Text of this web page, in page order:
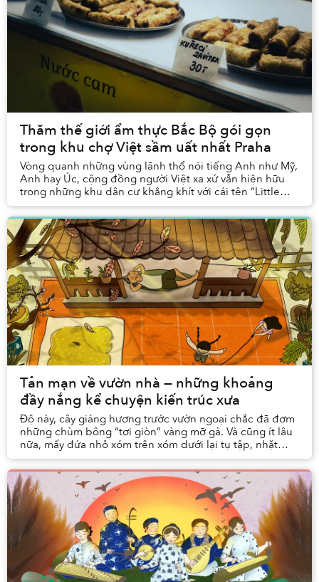
Thăm thế giới ẩm thực Bắc Bộ gói gọn
trong khu chợ Việt sầm uất nhất Praha
Vòng quanh những vùng lãnh thổ nói tiếng Anh như Mỹ,
Anh hay Úc, cộng đồng người Việt xa xứ vẫn hiện hữu
trong những khu dân cư khắng khít với cái tên “Little
Saigon” (Tiểu khu Sài Gòn), gầy dựng chợ ...
Tản mạn về vườn nhà — những khoảng
đầy nắng kể chuyện kiến trúc xưa
Độ này, cây giáng hương trước vườn ngoại chắc đã đơm
những chùm bông “tơi giòn” vàng mỡ gà. Và cũng ít lâu
nữa, mấy đứa nhỏ xóm trên xóm dưới lại tụ tập, nhặt
từng cánh hoa rơi đem xâu thành cườm cổ, ...